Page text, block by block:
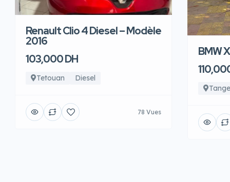
Renault Clio 4 Diesel – Modèle
2016
103,000 DH
Tetouan Diesel
78 Vues
BMW